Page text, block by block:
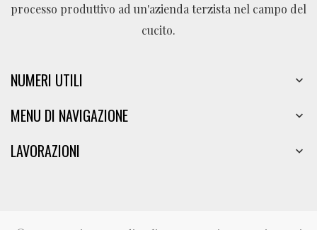
processo produttivo ad un'azienda terzista nel campo del
cucito.
NUMERI UTILI 
MENU DI NAVIGAZIONE 
LAVORAZIONI 